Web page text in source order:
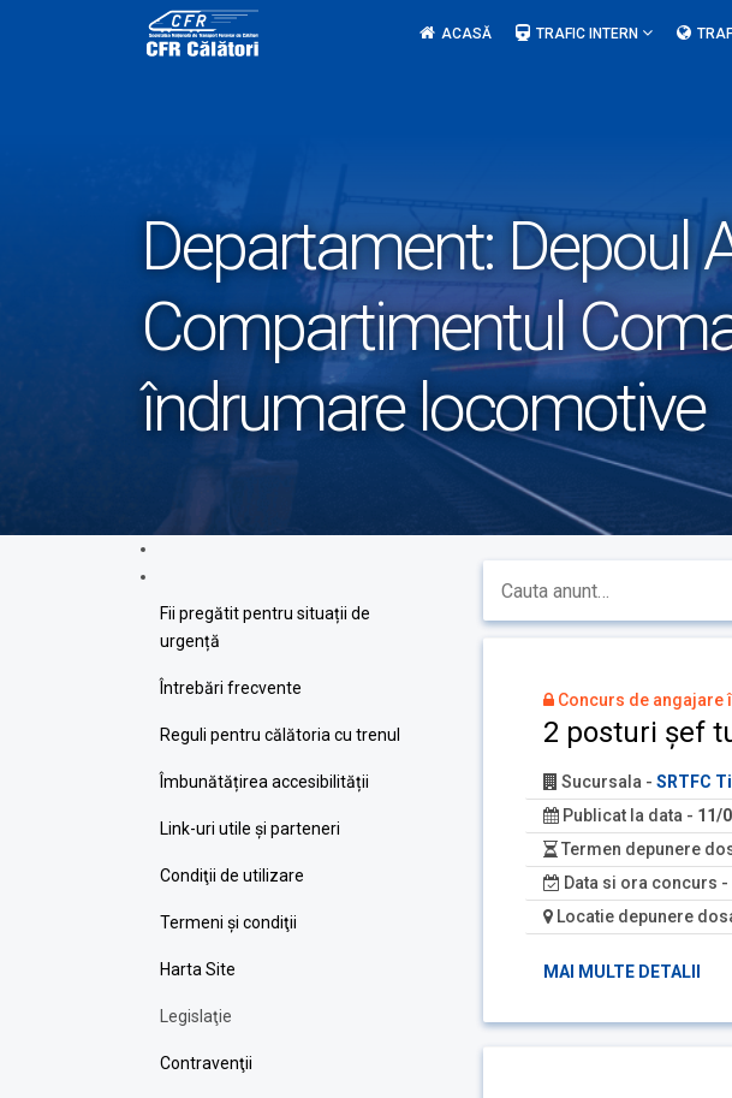
ACASĂ TRAFIC INTERN
Departament: Depoul
Compartimentul
îndrumare locomotive
Fii pregătit pentru situații de
urgență
Întrebări frecvente
Reguli pentru călătoria cu trenul
Îmbunătățirea accesibilității
Link-uri utile şi parteneri
Condiţii de utilizare
Termeni şi condiţii
Harta Site
Legislaţie
Contravenţii
Concurs de angajare
2 posturi șef
Sucursala - SRTFC
Publicat la data - 11/
Termen depunere
Data si ora concurs -
Locatie depunere
MAI MULTE DETALII